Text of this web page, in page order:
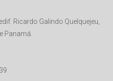
Ricardo Galindo Quelquejeu,
Panamá.